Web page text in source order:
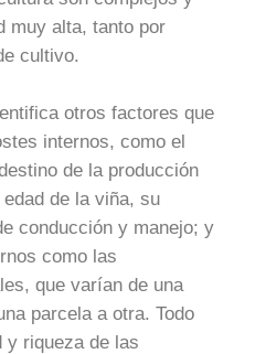
muy alta, tanto por
cultivo.
otros factores que
internos, como el
de la producción
de la viña, su
conducción y manejo; y
como las
que varían de una
parcela a otra. Todo
y riqueza de las